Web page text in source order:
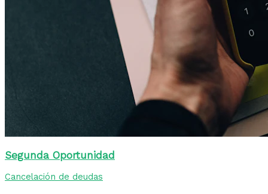
Segunda Oportunidad
Cancelación de deudas